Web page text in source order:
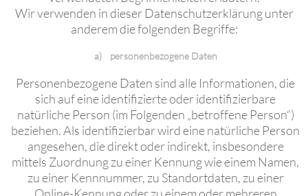
Wir verwenden in dieser Datenschutzerklärung unter
anderem die folgenden Begriffe:
a) personenbezogene Daten
Personenbezogene Daten sind alle Informationen, die
sich auf eine identifizierte oder identifizierbare
natürliche Person (im Folgenden „betroffene Person“)
beziehen. Als identifizierbar wird eine natürliche Person
angesehen, die direkt oder indirekt, insbesondere
mittels Zuordnung zu einer Kennung wie einem Namen,
zu einer Kennnummer, zu Standortdaten, zu einer